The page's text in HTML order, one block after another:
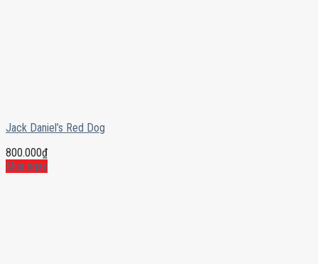
Jack Daniel’s Red Dog
800.000₫
Mua ngay